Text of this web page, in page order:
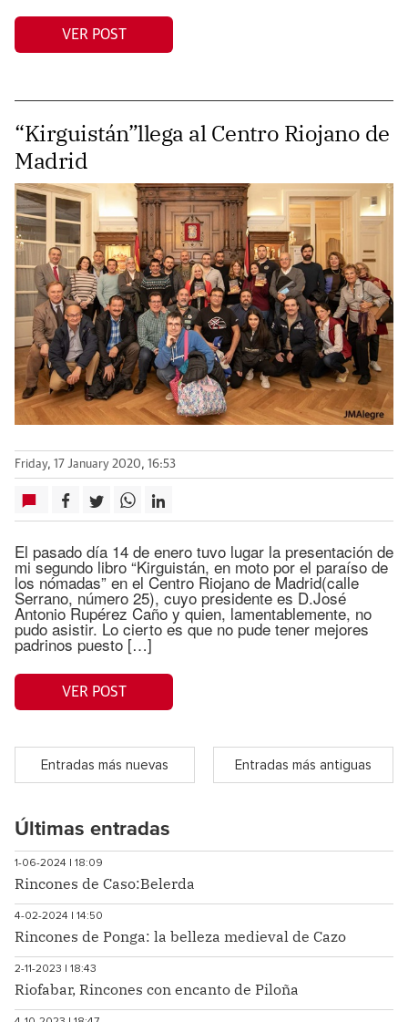
VER POST
“Kirguistán”llega al Centro Riojano de
Madrid
Friday, 17 January 2020, 16:53
El pasado día 14 de enero tuvo lugar la presentación de
mi segundo libro “Kirguistán, en moto por el paraíso de
los nómadas” en el Centro Riojano de Madrid(calle
Serrano, número 25), cuyo presidente es D.José
Antonio Rupérez Caño y quien, lamentablemente, no
pudo asistir. Lo cierto es que no pude tener mejores
padrinos puesto […]
VER POST
Entradas más nuevas Entradas más antiguas
Últimas entradas
1-06-2024 | 18:09
Rincones de Caso:Belerda
4-02-2024 | 14:50
Rincones de Ponga: la belleza medieval de Cazo
2-11-2023 | 18:43
Riofabar, Rincones con encanto de Piloña